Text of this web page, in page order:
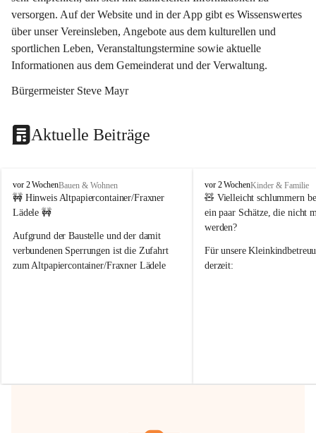
versorgen. Auf der Website und in der App gibt es Wissenswertes
über unser Vereinsleben, Angebote aus dem kulturellen und
sportlichen Leben, Veranstaltungstermine sowie aktuelle
Informationen aus dem Gemeinderat und der Verwaltung.
Bürgermeister Steve Mayr
Aktuelle Beiträge
F
r
a
e
r
n
vor 2 WochenBauen & Wohnen
🚧 Hinweis Altpapiercontainer/Fraxner
Lädele 🚧
Aufgrund der Baustelle und der damit
verbundenen Sperrungen ist die Zufahrt
zum Altpapiercontainer/Fraxner Lädele
Hilfsbereitschaft!
F
r
a
x
r
n
vor 2 WochenKinder & Familie
🧸 Vielleicht schlummern
ein paar Schätze, die nicht
werden?
Für unsere
derzeit: